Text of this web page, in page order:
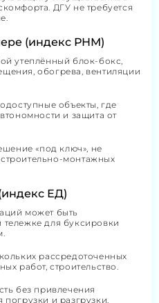
ДГУ не требуется
(индекс РНМ)
утеплённый блок-бокс,
обогрева, вентиляции
объекты, где
и защита от
«под ключ», не
монтажных
ЕД)
может быть
для буксировки
рассредоточенных
работ, строительство.
без привлечения
и разгрузки.